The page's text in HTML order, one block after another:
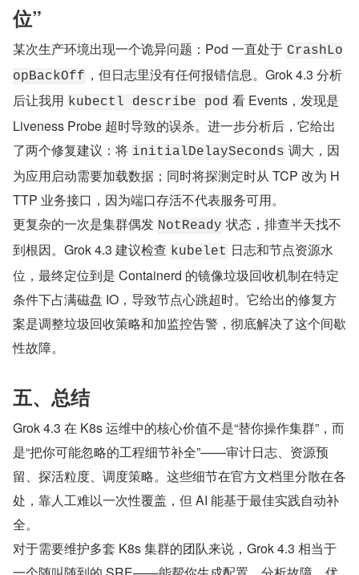
位”
某次生产环境出现一个诡异问题：Pod 一直处于 CrashLo
opBackOff ，但日志里没有任何报错信息。Grok 4.3 分析
后让我用 kubectl describe pod 看 Events，发现是
Liveness Probe 超时导致的误杀。进一步分析后，它给出
了两个修复建议：将 initialDelaySeconds 调大，因
为应用启动需要加载数据；同时将探测定时从 TCP 改为 H
TTP 业务接口，因为端口存活不代表服务可用。
更复杂的一次是集群偶发 NotReady 状态，排查半天找不
到根因。Grok 4.3 建议检查 kubelet 日志和节点资源水
位，最终定位到是 Containerd 的镜像垃圾回收机制在特定
条件下占满磁盘 IO，导致节点心跳超时。它给出的修复方
案是调整垃圾回收策略和加监控告警，彻底解决了这个间歇
性故障。
五、总结
Grok 4.3 在 K8s 运维中的核心价值不是“替你操作集群”，而
是“把你可能忽略的工程细节补全”——审计日志、资源预
留、探活粒度、调度策略。这些细节在官方文档里分散在各
处，靠人工难以一次性覆盖，但 AI 能基于最佳实践自动补
全。
对于需要维护多套 K8s 集群的团队来说，Grok 4.3 相当于